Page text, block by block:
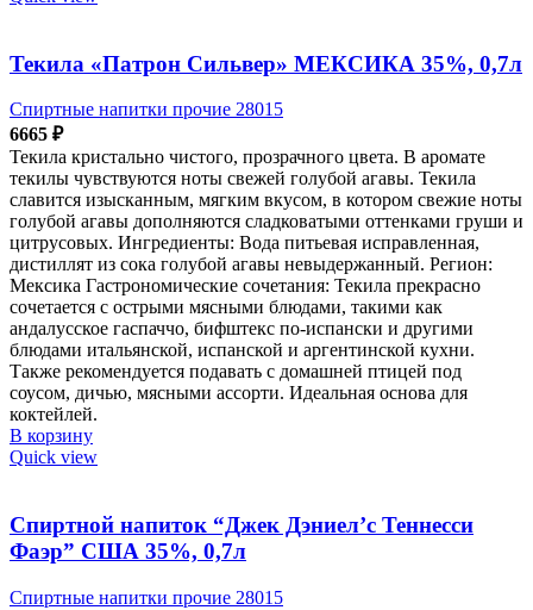
Текила «Патрон Сильвер» МЕКСИКА 35%, 0,7л
Спиртные напитки прочие 28015
6665 ₽
Текила кристально чистого, прозрачного цвета. В аромате
текилы чувствуются ноты свежей голубой агавы. Текила
славится изысканным, мягким вкусом, в котором свежие ноты
голубой агавы дополняются сладковатыми оттенками груши и
цитрусовых. Ингредиенты: Вода питьевая исправленная,
дистиллят из сока голубой агавы невыдержанный. Регион:
Мексика Гастрономические сочетания: Текила прекрасно
сочетается с острыми мясными блюдами, такими как
андалусское гаспаччо, бифштекс по-испански и другими
блюдами итальянской, испанской и аргентинской кухни.
Также рекомендуется подавать с домашней птицей под
соусом, дичью, мясными ассорти. Идеальная основа для
коктейлей.
В корзину
Quick view
Спиртной напиток “Джек Дэниел’с Теннесси
Фаэр” США 35%, 0,7л
Спиртные напитки прочие 28015